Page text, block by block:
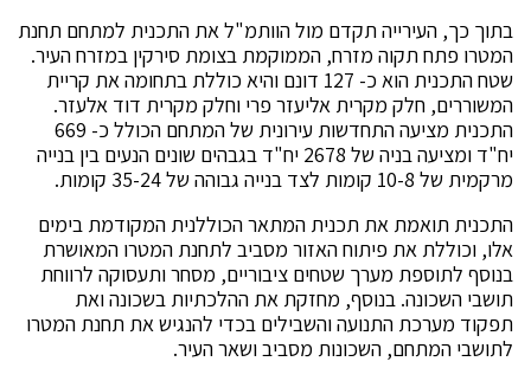
בתוך כך, העירייה תקדם מול הוותמ"ל את התכנית למתחם תחנת
המטרו פתח תקוה מזרח, הממוקמת בצומת סירקין במזרח העיר.
שטח התכנית הוא כ- 127 דונם והיא כוללת בתחומה את קריית
המשוררים, חלק מקרית אליעזר פרי וחלק מקרית דוד אלעזר.
התכנית מציעה התחדשות עירונית של המתחם הכולל כ- 669
יח"ד ומציעה בניה של 2678 יח"ד בגבהים שונים הנעים בין בנייה
מרקמית של 10-8 קומות לצד בנייה גבוהה של 35-24 קומות.
התכנית תואמת את תכנית המתאר הכוללנית המקודמת בימים
אלו, וכוללת את פיתוח האזור מסביב לתחנת המטרו המאושרת
בנוסף לתוספת מערך שטחים ציבוריים, מסחר ותעסוקה לרווחת
תושבי השכונה. בנוסף, מחזקת את ההלכתיות בשכונה ואת
תפקוד מערכת התנועה והשבילים בכדי להנגיש את תחנת המטרו
לתושבי המתחם, השכונות מסביב ושאר העיר.